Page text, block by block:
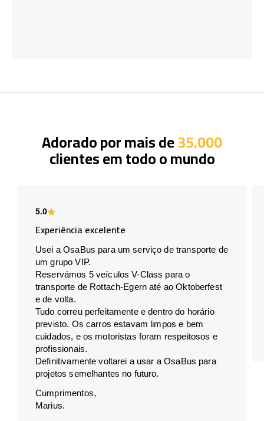
Adorado por mais de35.000
clientes em todo o mundo
5.0
Experiência excelente
Usei a OsaBus para um serviço de transporte de
um grupo VIP.
Reservámos 5 veículos V-Class para o
transporte de Rottach-Egern até ao Oktoberfest
e de volta.
Tudo correu perfeitamente e dentro do horário
previsto. Os carros estavam limpos e bem
cuidados, e os motoristas foram respeitosos e
profissionais.
Definitivamente voltarei a usar a OsaBus para
projetos semelhantes no futuro.
Cumprimentos,
Marius.